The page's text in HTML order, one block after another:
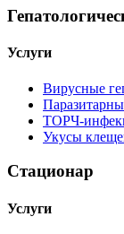
Услуги
Вирусные
ТОРЧ-
Укусы
Стационар
Услуги